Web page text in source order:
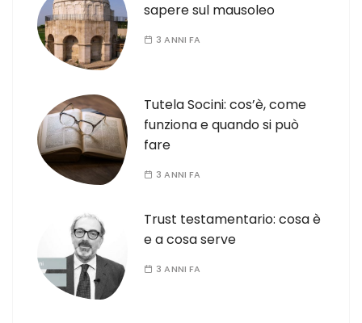
sapere sul mausoleo
3 ANNI FA
Tutela Socini: cos’è, come
funziona e quando si può
fare
3 ANNI FA
Trust testamentario: cosa è
e a cosa serve
3 ANNI FA